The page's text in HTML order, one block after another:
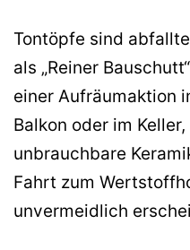
Tontöpfe sind
als „Reiner
einer Aufräumaktion
Balkon oder im
unbrauchbare
Fahrt zum
unvermeidlich